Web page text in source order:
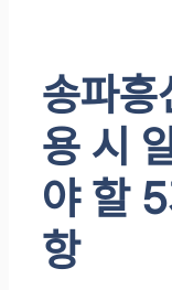
송파흥
용 시
야 할
항